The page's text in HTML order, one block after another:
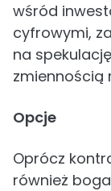
wśród
cyfrowymi,
na
zmiennością
Opcje
Oprócz
również